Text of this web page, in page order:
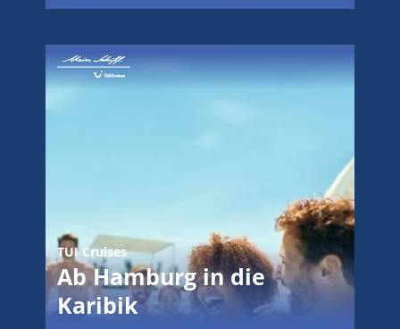
TUI Cruises
Ab Hamburg in die
Karibik